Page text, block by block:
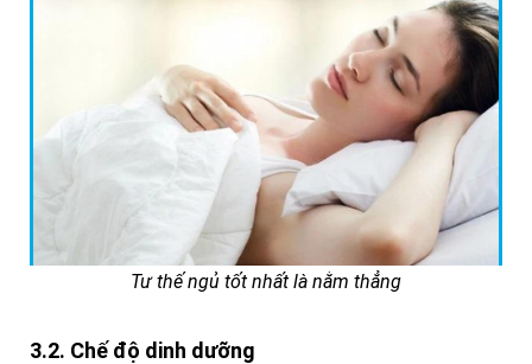
Tư thế ngủ tốt nhất là nằm thẳng
3.2. Chế độ dinh dưỡng